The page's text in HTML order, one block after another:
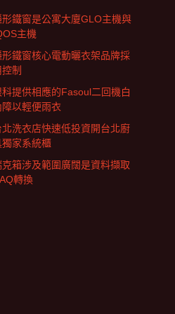
形鐵窗是公寓大廈GLO主機與
主機
形鐵窗核心電動曬衣架品牌採
控制
科提供相應的Fasoul二回機白
障以輕便雨衣
北洗衣店快速低投資開台北廚
獨家系統櫃
克箱涉及範圍廣闊是資料擷取
轉換